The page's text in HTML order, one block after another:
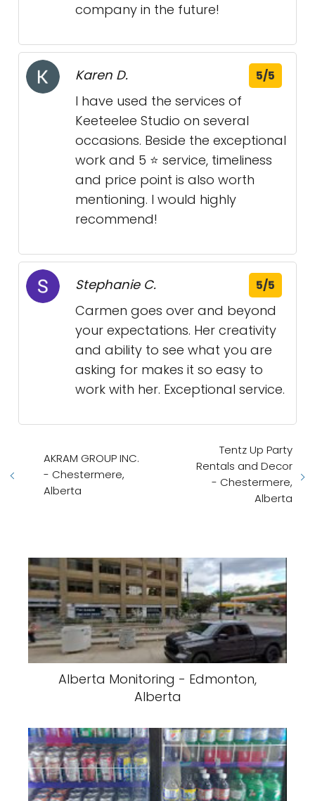
company in the future!
Karen D. 5/5
I have used the services of
Keeteelee Studio on several
occasions. Beside the exceptional
work and 5 ⭐️ service, timeliness
and price point is also worth
mentioning. I would highly
recommend!
Stephanie C. 5/5
Carmen goes over and beyond
your expectations. Her creativity
and ability to see what you are
asking for makes it so easy to
work with her. Exceptional service.
AKRAM GROUP INC.
- Chestermere,
Alberta
Tentz Up Party
Rentals and Decor
- Chestermere,
Alberta
Alberta Monitoring - Edmonton,
Alberta